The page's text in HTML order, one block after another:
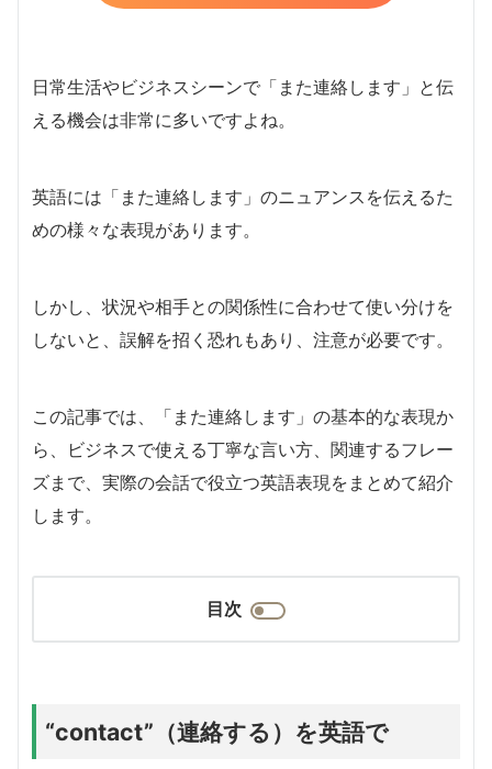
日常生活やビジネスシーンで「また連絡します」と伝
える機会は非常に多いですよね。
英語には「また連絡します」のニュアンスを伝えるた
めの様々な表現があります。
しかし、状況や相手との関係性に合わせて使い分けを
しないと、誤解を招く恐れもあり、注意が必要です。
この記事では、「また連絡します」の基本的な表現か
ら、ビジネスで使える丁寧な言い方、関連するフレー
ズまで、実際の会話で役立つ英語表現をまとめて紹介
します。
目次
“contact”（連絡する）を英語で